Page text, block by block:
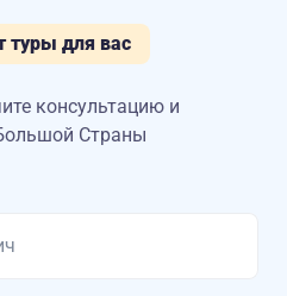
туры для вас
консультацию и
Страны